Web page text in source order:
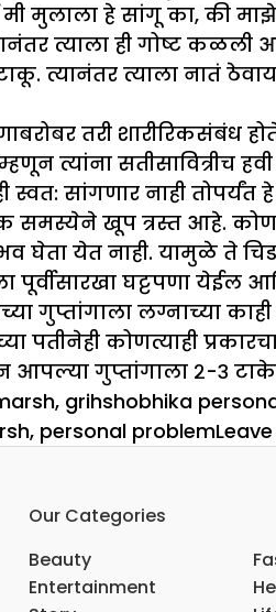
मी मुलाला हे सांगू का, की माझे
त्याला ही गोष्ट
त्यानंतर त्याला नातं
तरी शारीरिकसंबंध
त्यांना
स्वत: सांगणार नाही
समस्येने खूप त्रस्त आहे.
घेता येत नाही. यामुळे ते
पूर्वीसारखा घट्टपणा
गुप्तांगाला लग्नाच्या
कोणत्याही
आपल्या गुप्तांगाला २-३
, grihshobhika
, personal problem
Our Categories
Beauty
Entertainment